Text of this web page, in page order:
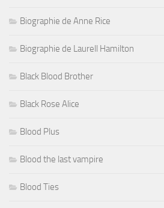
Biographie de Anne Rice
Biographie de Laurell Hamilton
Black Blood Brother
Black Rose Alice
Blood Plus
Blood the last vampire
Blood Ties